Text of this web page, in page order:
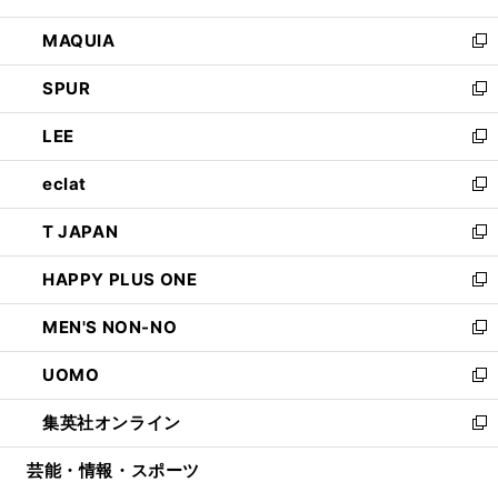
ン
ド
ウ
で
開
く
ウ
ィ
ン
ド
ウ
で
開
く
し
い
ウ
ィ
ン
ド
ウ
で
開
く
MAQUIA
新
し
い
ウ
ィ
ン
ド
ウ
で
開
く
SPUR
新
し
い
ウ
ィ
ン
ド
ウ
で
開
く
LEE
新
し
い
ウ
ィ
ン
ド
ウ
で
開
く
eclat
新
し
い
ウ
ィ
ン
ド
ウ
で
開
く
T JAPAN
新
し
い
ウ
ィ
ン
ド
ウ
で
開
HAPPY PLUS ONE
新
し
い
ウ
ィ
ン
ド
ウ
MEN'S NON-NO
新
し
い
ウ
ィ
ン
UOMO
新
し
い
ウ
集英社オンライン
新
し
芸能・情報・スポーツ